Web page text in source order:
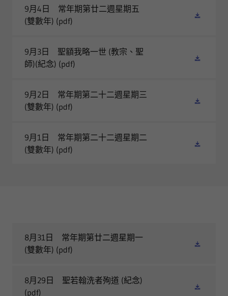
9月4日 常年期第廿二週星期五
(雙數年) (pdf)
9月3日 聖額我略一世 (教宗、聖
師)(紀念) (pdf)
9月2日 常年期第二十二週星期三
(雙數年) (pdf)
9月1日 常年期第二十二週星期二
(雙數年) (pdf)
8月31日 常年期第廿二週星期一
(雙數年) (pdf)
8月29日 聖若翰洗者殉道 (紀念)
(pdf)